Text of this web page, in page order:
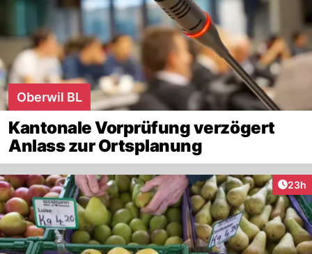
Oberwil BL
Kantonale Vorprüfung verzögert
Anlass zur Ortsplanung
23h